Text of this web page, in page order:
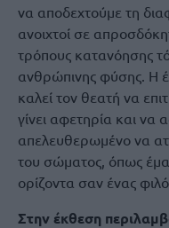
να αποδεχτούμε τη
ανοιχτοί σε
τρόπους κατανόησης
ανθρώπινης φύσης. Η
καλεί τον θεατή να
γίνει αφετηρία και να
απελευθερωμένο να
του σώματος, όπως
ορίζοντα σαν ένας
Στην έκθεση